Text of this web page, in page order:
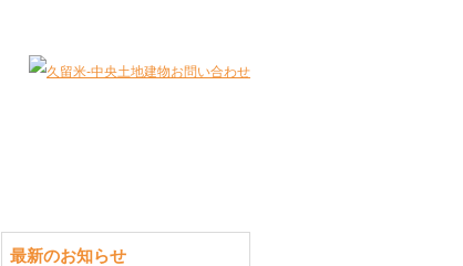
最新のお知らせ